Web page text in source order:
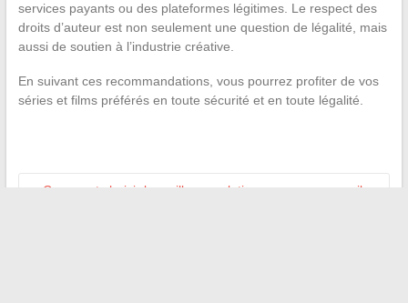
services payants ou des plateformes légitimes. Le respect des
droits d’auteur est non seulement une question de légalité, mais
aussi de soutien à l’industrie créative.
En suivant ces recommandations, vous pourrez profiter de vos
séries et films préférés en toute sécurité et en toute légalité.
Comment choisir la meilleure solution pour vos appareils